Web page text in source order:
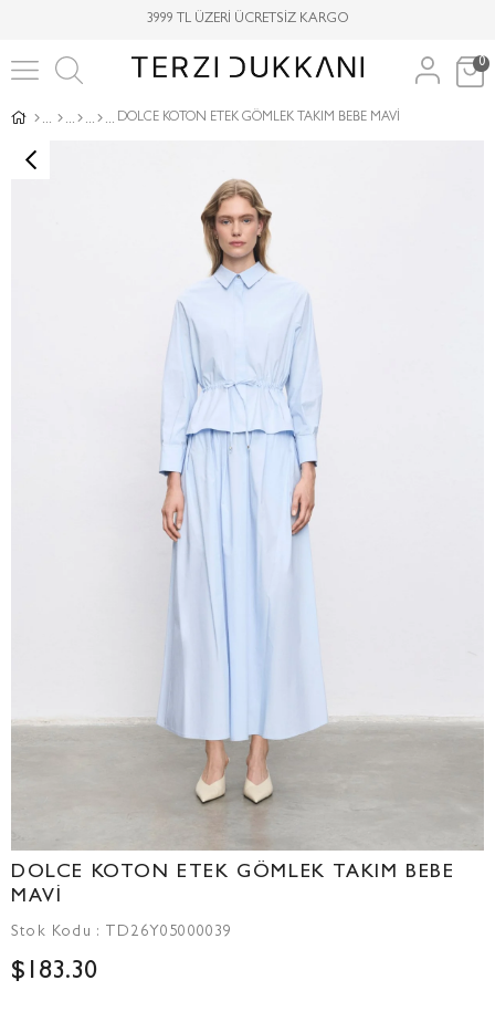
3999 TL ÜZERİ ÜCRETSİZ KARGO
0
DOLCE KOTON ETEK GÖMLEK TAKIM BEBE MAVİ
DOLCE KOTON ETEK GÖMLEK TAKIM BEBE
MAVİ
Stok Kodu TD26Y05000039
$183.30